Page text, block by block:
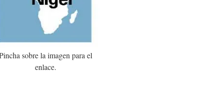
sobre la imagen para el
enlace.